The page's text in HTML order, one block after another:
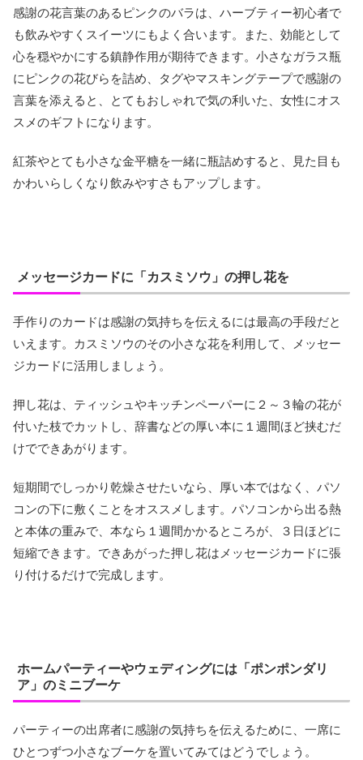
感謝の花言葉のあるピンクのバラは、ハーブティー初心者で
も飲みやすくスイーツにもよく合います。また、効能として
心を穏やかにする鎮静作用が期待できます。小さなガラス瓶
にピンクの花びらを詰め、タグやマスキングテープで感謝の
言葉を添えると、とてもおしゃれで気の利いた、女性にオス
スメのギフトになります。
紅茶やとても小さな金平糖を一緒に瓶詰めすると、見た目も
かわいらしくなり飲みやすさもアップします。
メッセージカードに「カスミソウ」の押し花を
手作りのカードは感謝の気持ちを伝えるには最高の手段だと
いえます。カスミソウのその小さな花を利用して、メッセー
ジカードに活用しましょう。
押し花は、ティッシュやキッチンペーパーに２～３輪の花が
付いた枝でカットし、辞書などの厚い本に１週間ほど挟むだ
けでできあがります。
短期間でしっかり乾燥させたいなら、厚い本ではなく、パソ
コンの下に敷くことをオススメします。パソコンから出る熱
と本体の重みで、本なら１週間かかるところが、３日ほどに
短縮できます。できあがった押し花はメッセージカードに張
り付けるだけで完成します。
ホームパーティーやウェディングには「ポンポンダリ
ア」のミニブーケ
パーティーの出席者に感謝の気持ちを伝えるために、一席に
ひとつずつ小さなブーケを置いてみてはどうでしょう。